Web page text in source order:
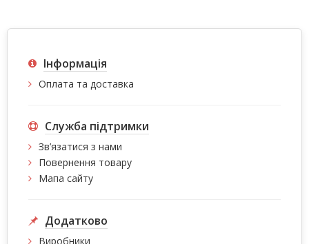
Інформація
Оплата та доставка
Служба підтримки
Зв’язатися з нами
Повернення товару
Мапа сайту
Додатково
Виробники